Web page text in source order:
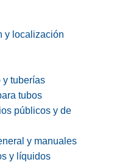
y localización
y tuberías
tubos
públicos y de
y manuales
y líquidos